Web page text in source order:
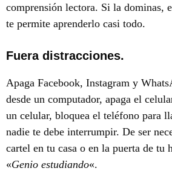
comprensión lectora. Si la dominas,
te permite aprenderlo casi todo.
Fuera distracciones.
Apaga Facebook, Instagram y
desde un computador, apaga el
un celular, bloquea el teléfono para
nadie te debe interrumpir. De ser
cartel en tu casa o en la puerta de tu
«Genio estudiando«.